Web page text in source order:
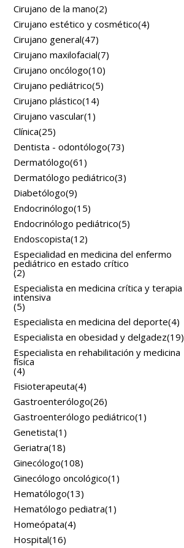
Cirujano de la mano(2)
Cirujano estético y cosmético(4)
Cirujano general(47)
Cirujano maxilofacial(7)
Cirujano oncólogo(10)
Cirujano pediátrico(5)
Cirujano plástico(14)
Cirujano vascular(1)
Clínica(25)
Dentista - odontólogo(73)
Dermatólogo(61)
Dermatólogo pediátrico(3)
Diabetólogo(9)
Endocrinólogo(15)
Endocrinólogo pediátrico(5)
Endoscopista(12)
Especialidad en medicina del enfermo
pediátrico en estado crítico
(2)
Especialista en medicina crítica y terapia
intensiva
(5)
Especialista en medicina del deporte(4)
Especialista en obesidad y delgadez(19)
Especialista en rehabilitación y medicina
física
(4)
Fisioterapeuta(4)
Gastroenterólogo(26)
Gastroenterólogo pediátrico(1)
Genetista(1)
Geriatra(18)
Ginecólogo(108)
Ginecólogo oncológico(1)
Hematólogo(13)
Hematólogo pediatra(1)
Homeópata(4)
Hospital(16)